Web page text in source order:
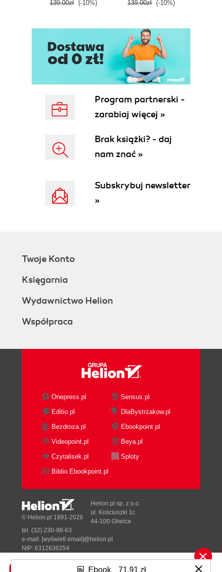
139.00zł (-10%) 139.00zł (-10%)
Ebook 71,91 zł
Program partnerski -
zarabiaj więcej »
Brak książki? - daj
nam znać »
Subskrybuj newsletter
»
Twoje Konto
Księgarnia
Wydawnictwo Helion
Współpraca
Onepress.pl
Sensus.pl
Editio.pl
DlaBystrzakow.pl
Bezdroza.pl
Ebookpoint.pl
Videopoint.pl
Beya.pl
Czytalisek.pl
Sploty
Biblio.Ebookpoint.pl
© Helion.pl 1991-2026
Helion.pl sp. z o.o.
ul. Kościuszki 1c
44-100 Gliwice
tel. (32) 230-98-63
e-mail: [wyświetl email]@helion.pl
NIP: 6312636254